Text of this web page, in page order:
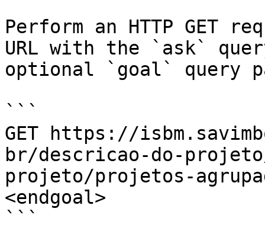
Perform an HTTP GET
URL with the `ask`
optional `goal` query
```
GET https://
br/descricao-do-
projeto/projetos-
<endgoal>
```